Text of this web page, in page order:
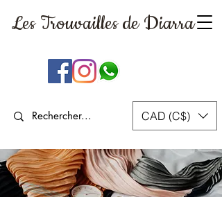
Les Trouvaillesde Diarra
CAD (C$)